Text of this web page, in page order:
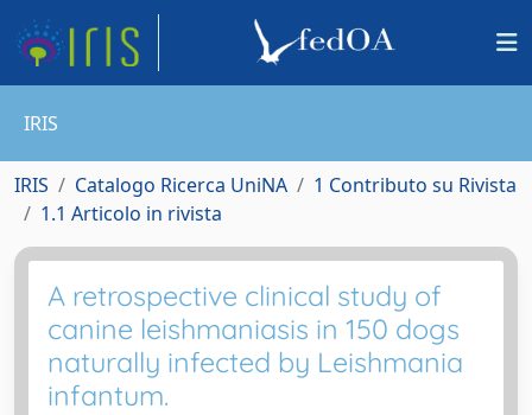
IRIS
IRIS Catalogo Ricerca UniNA
1 Contributo su Rivista
1.1 Articolo in rivista
A retrospective clinical study of
canine leishmaniasis in 150 dogs
naturally infected by Leishmania
infantum.